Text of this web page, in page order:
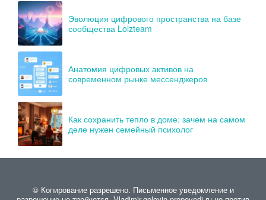
Эволюция цифрового пространства на базе
сообщества Lolzteam
Анатомия цифровых активов на
современном рынке мессенджеров
Как сохранить тепло в доме: зачем на самом
деле нужен семейный психолог
© Копирование разрешено. Письменное уведомление и